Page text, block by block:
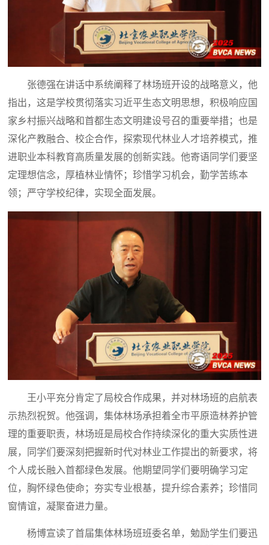
张德强在讲话中系统阐释了林场班开设的战略意义，他
指出，这是学校贯彻落实习近平生态文明思想，积极响应国
家乡村振兴战略和首都生态文明建设号召的重要举措；也是
深化产教融合、校企合作，探索现代林业人才培养模式，推
进职业本科教育高质量发展的创新实践。他寄语同学们要坚
定理想信念，厚植林业情怀；珍惜学习机会，勤学苦练本
领；严守学校纪律，实现全面发展。
王小平充分肯定了局校合作成果，并对林场班的启航表
示热烈祝贺。他强调，集体林场承担着全市平原造林养护管
理的重要职责，林场班是局校合作持续深化的重大实质性进
展，同学们要深刻把握新时代对林业工作提出的新要求，将
个人成长融入首都绿色发展。他期望同学们要明确学习定
位，胸怀绿色使命；夯实专业根基，提升综合素养；珍惜同
窗情谊，凝聚奋进力量。
杨博宣读了首届集体林场班班委名单，勉励学生们要迅